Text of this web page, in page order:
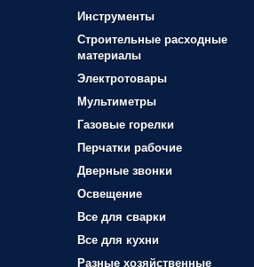
Инструменты
Строительные расходные
материалы
Электротовары
Мультиметры
Газовые горелки
Перчатки рабочие
Дверные звонки
Освещение
Все для сварки
Все для кухни
Разные хозяйственные